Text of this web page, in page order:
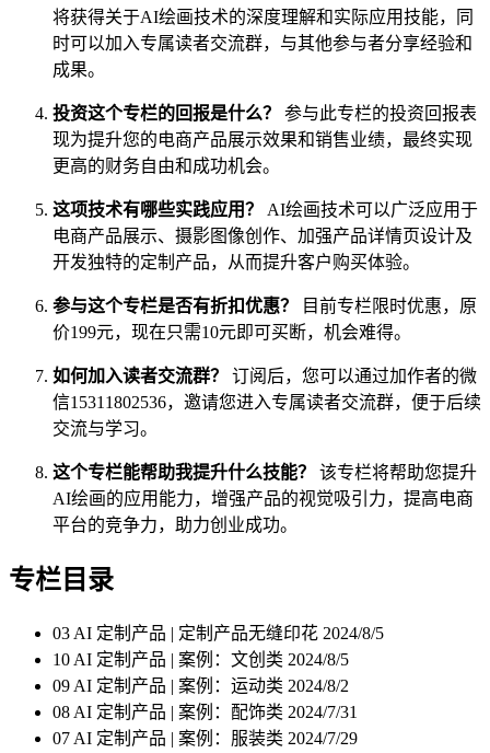
将获得关于AI绘画技术的深度理解和实际应用技能，同
时可以加入专属读者交流群，与其他参与者分享经验和
成果。
投资这个专栏的回报是什么？
参与此专栏的投资回报表
现为提升您的电商产品展示效果和销售业绩，最终实现
更高的财务自由和成功机会。
这项技术有哪些实践应用？
AI绘画技术可以广泛应用于
电商产品展示、摄影图像创作、加强产品详情页设计及
开发独特的定制产品，从而提升客户购买体验。
参与这个专栏是否有折扣优惠？
目前专栏限时优惠，原
价199元，现在只需10元即可买断，机会难得。
如何加入读者交流群？
订阅后，您可以通过加作者的微
信15311802536，邀请您进入专属读者交流群，便于后续
交流与学习。
这个专栏能帮助我提升什么技能？
该专栏将帮助您提升
AI绘画的应用能力，增强产品的视觉吸引力，提高电商
平台的竞争力，助力创业成功。
专栏目录
03 AI 定制产品 | 定制产品无缝印花 2024/8/5
10 AI 定制产品 | 案例：文创类 2024/8/5
09 AI 定制产品 | 案例：运动类 2024/8/2
08 AI 定制产品 | 案例：配饰类 2024/7/31
07 AI 定制产品 | 案例：服装类 2024/7/29